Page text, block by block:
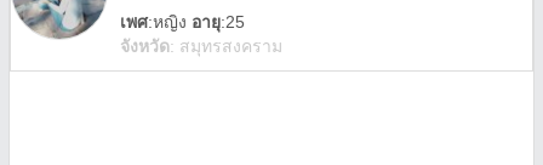
เพศ:หญิง อายุ:25
จังหวัด: สมุทรสงคราม